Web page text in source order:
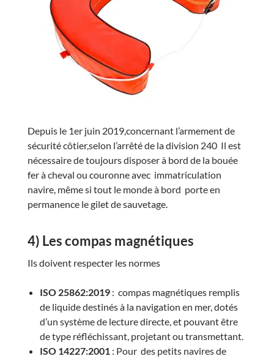
Depuis le 1er juin 2019,concernant l’armement de
sécurité côtier,selon l’arrêté de la division 240 Il est
nécessaire de toujours disposer à bord de la bouée
fer à cheval ou couronne avec immatriculation
navire, même si tout le monde à bord porte en
permanence le gilet de sauvetage.
4) Les compas magnétiques
Ils doivent respecter les normes
ISO 25862:2019: compas magnétiques remplis
de liquide destinés à la navigation en mer, dotés
d’un système de lecture directe, et pouvant être
de type réfléchissant, projetant ou transmettant.
ISO 14227:2001: Pour des petits navires de